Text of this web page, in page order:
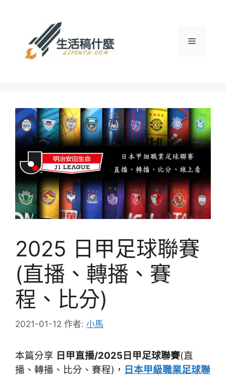
選
2025 日甲足球聯賽
(直播、轉播、賽
程、比分)
2021-01-12 作者: 小馬
本篇分享 日甲直播/2025日甲足球聯賽(直
播、轉播、比分、賽程)， 日本甲級職業足球聯